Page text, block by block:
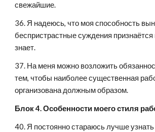
свежайшие.
36. Я надеюсь, что моя способность
беспристрастные суждения признаётся
знает.
37. На меня можно возложить
тем, чтобы наиболее существенная
организована должным образом.
Блок 4. Особенности моего стиля
40. Я постоянно стараюсь лучше узнать